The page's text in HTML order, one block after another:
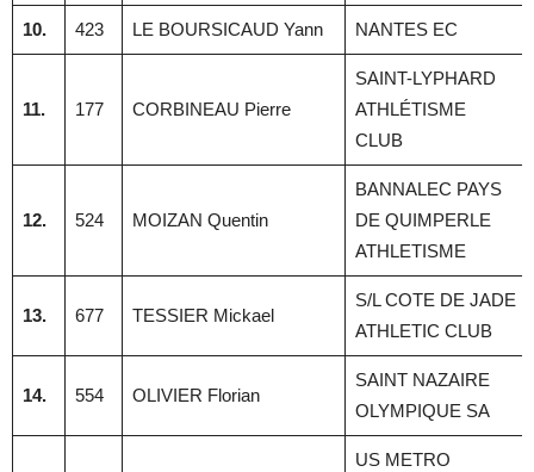
10. 423 LE BOURSICAUD Yann NANTES EC
11. 177 CORBINEAU Pierre
SAINT-LYPHARD
ATHLÉTISME
CLUB
12. 524 MOIZAN Quentin
BANNALEC PAYS
DE QUIMPERLE
ATHLETISME
13. 677 TESSIER Mickael
S/L COTE DE JADE
ATHLETIC CLUB
14. 554 OLIVIER Florian
SAINT NAZAIRE
OLYMPIQUE SA
US METRO